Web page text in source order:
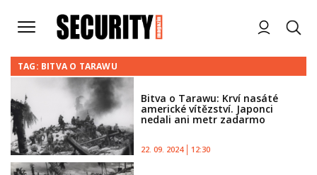
TAG: BITVA O TARAWU
Bitva o Tarawu: Krví nasáté
americké vítězství. Japonci
nedali ani metr zadarmo
22. 09. 2024 12:30